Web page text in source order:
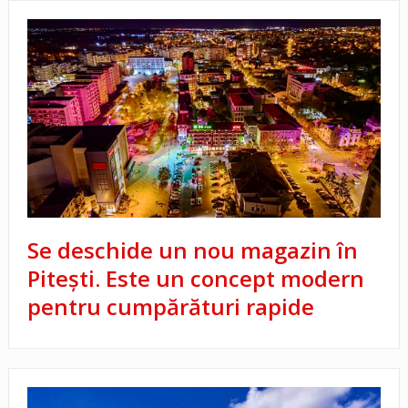
Se deschide un nou magazin în
Pitești. Este un concept modern
pentru cumpărături rapide